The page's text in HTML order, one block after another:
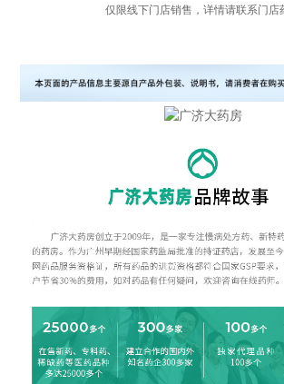
仅限线下门店销售，详情请联系门店